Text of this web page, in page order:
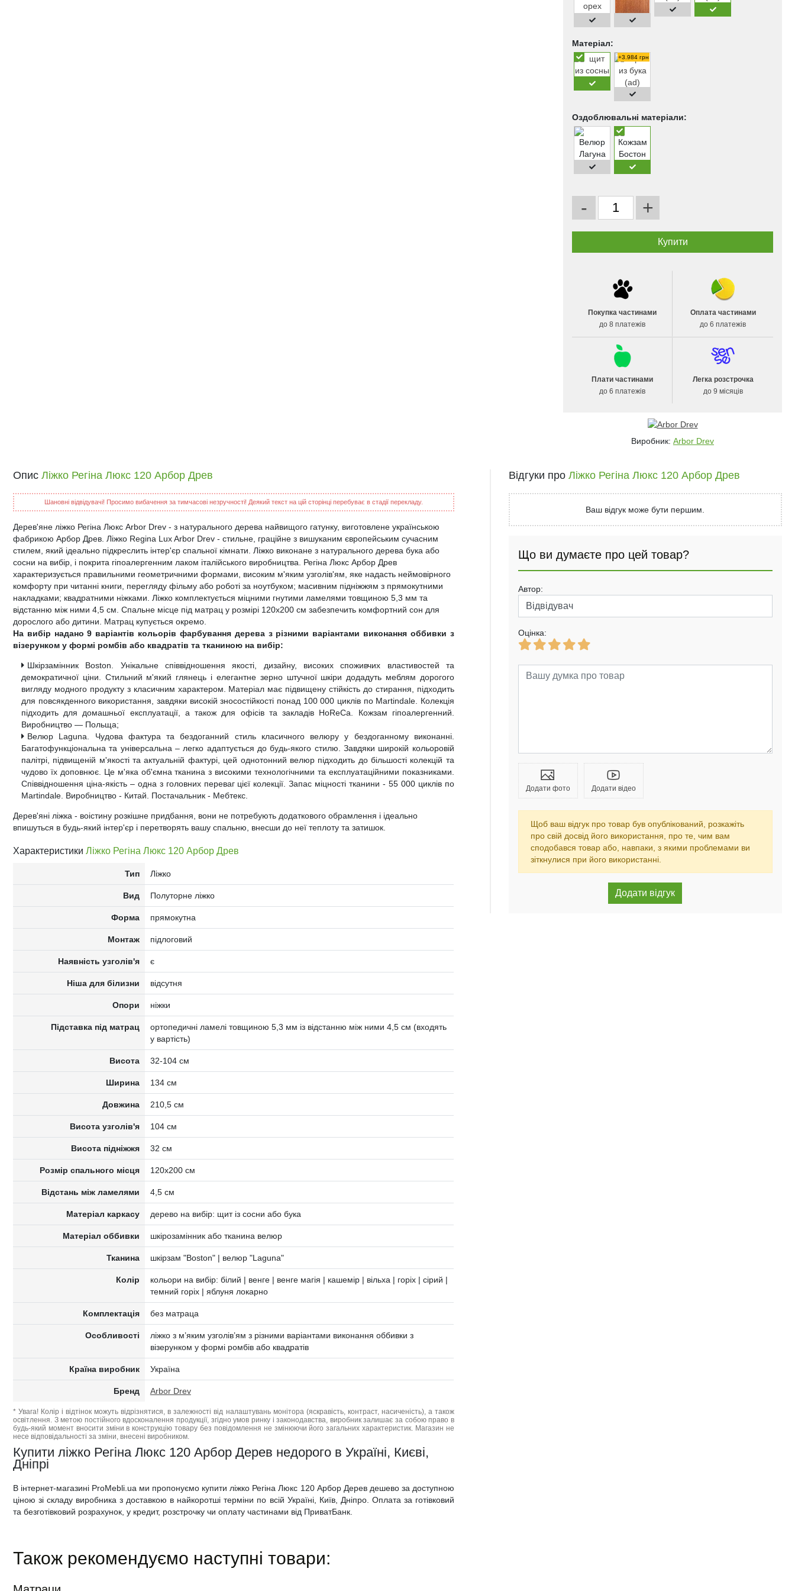
Матеріал:
+3.984 грн
Оздоблювальні матеріали:
- +
Покупка частинами
до 8 платежів
Оплата частинами
до 6 платежів
Плати частинами
до 6 платежів
Легка розстрочка
до 9 місяців
Виробник: Arbor Drev
Опис Ліжко Регіна Люкс 120 Арбор Древ
Шановні відвідувачі! Просимо вибачення за тимчасові незручності! Деякий текст на цій сторінці перебуває в стадії перекладу.
Дерев'яне ліжко Регіна Люкс Arbor Drev - з натурального дерева найвищого гатунку, виготовлене українською
фабрикою Арбор Древ. Ліжко Regina Lux Arbor Drev - стильне, граційне з вишуканим європейським сучасним
стилем, який ідеально підкреслить інтер'єр спальної кімнати. Ліжко виконане з натурального дерева бука або
сосни на вибір, і покрита гіпоалергенним лаком італійського виробництва. Регіна Люкс Арбор Древ
характеризується правильними геометричними формами, високим м'яким узголів'ям, яке надасть неймовірного
комфорту при читанні книги, перегляду фільму або роботі за ноутбуком; масивним підніжжям з прямокутними
накладками; квадратними ніжками. Ліжко комплектується міцними гнутими ламелями товщиною 5,3 мм та
відстанню між ними 4,5 см. Спальне місце під матрац у розмірі 120х200 см забезпечить комфортний сон для
дорослого або дитини. Матрац купується окремо.
На вибір надано 9 варіантів кольорів фарбування дерева з різними варіантами виконання оббивки з
візерунком у формі ромбів або квадратів та тканиною на вибір:
Шкірзамінник Boston. Унікальне співвідношення якості, дизайну, високих споживчих властивостей та
демократичної ціни. Стильний м'який глянець і елегантне зерно штучної шкіри додадуть меблям дорогого
вигляду модного продукту з класичним характером. Матеріал має підвищену стійкість до стирання, підходить
для повсякденного використання, завдяки високій зносостійкості понад 100 000 циклів по Martindale. Колекція
підходить для домашньої експлуатації, а також для офісів та закладів HoReCa. Кожзам гіпоалергенний.
Виробництво — Польща;
Велюр Laguna. Чудова фактура та бездоганний стиль класичного велюру у бездоганному виконанні.
Багатофункціональна та універсальна – легко адаптується до будь-якого стилю. Завдяки широкій кольоровій
палітрі, підвищеній м'якості та актуальній фактурі, цей однотонний велюр підходить до більшості колекцій та
чудово їх доповнює. Це м'яка об'ємна тканина з високими технологічними та експлуатаційними показниками.
Співвідношення ціна-якість – одна з головних переваг цієї колекції. Запас міцності тканини - 55 000 циклів по
Martindale. Виробництво - Китай. Постачальник - Мебтекс.
Дерев'яні ліжка - воістину розкішне придбання, вони не потребують додаткового обрамлення і ідеально
впишуться в будь-який інтер'єр і перетворять вашу спальню, внесши до неї теплоту та затишок.
Характеристики Ліжко Регіна Люкс 120 Арбор Древ
Тип Ліжко
Вид Полуторне ліжко
Форма прямокутна
Монтаж підлоговий
Наявність узголів'я є
Ніша для білизни відсутня
Опори ніжки
Підставка під матрац
ортопедичні ламелі товщиною 5,3 мм із відстанню між ними 4,5 см (входять
у вартість)
Висота 32-104 см
Ширина 134 см
Довжина 210,5 см
Висота узголів'я 104 см
Висота підніжжя 32 см
Розмір спального місця 120х200 см
Відстань між ламелями 4,5 см
Матеріал каркасу дерево на вибір: щит із сосни або бука
Матеріал оббивки шкірозамінник або тканина велюр
Тканина шкірзам "Boston" | велюр "Laguna"
Колір
кольори на вибір: білий | венге | венге магія | кашемір | вільха | горіх | сірий |
темний горіх | яблуня локарно
Комплектація без матраца
Особливості
ліжко з м’яким узголів’ям з різними варіантами виконання оббивки з
візерунком у формі ромбів або квадратів
Країна виробник Україна
Бренд Arbor Drev
* Увага! Колір і відтінок можуть відрізнятися, в залежності від налаштувань монітора (яскравість, контраст, насиченість), а також
освітлення. З метою постійного вдосконалення продукції, згідно умов ринку і законодавства, виробник залишає за собою право в
будь-який момент вносити зміни в конструкцію товару без повідомлення не змінюючи його загальних характеристик. Магазин не
несе відповідальності за зміни, внесені виробником.
Купити ліжко Регіна Люкс 120 Арбор Дерев недорого в Україні, Києві,
Дніпрі
В інтернет-магазині ProMebli.ua ми пропонуємо купити ліжко Регіна Люкс 120 Арбор Дерев дешево за доступною
ціною зі складу виробника з доставкою в найкоротші терміни по всій Україні, Київ, Дніпро. Оплата за готівковий
та безготівковий розрахунок, у кредит, розстрочку чи оплату частинами від ПриватБанк.
Відгуки про Ліжко Регіна Люкс 120 Арбор Древ
Ваш відгук може бути першим.
Що ви думаєте про цей товар?
Автор:
Оцінка:
Додати фото Додати відео
Щоб ваш відгук про товар був опублікований, розкажіть
про свій досвід його використання, про те, чим вам
сподобався товар або, навпаки, з якими проблемами ви
зіткнулися при його використанні.
Також рекомендуємо наступні товари: